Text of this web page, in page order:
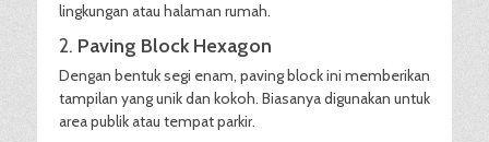
lingkungan atau halaman rumah.
2. Paving Block Hexagon
Dengan bentuk segi enam, paving block ini memberikan
tampilan yang unik dan kokoh. Biasanya digunakan untuk
area publik atau tempat parkir.